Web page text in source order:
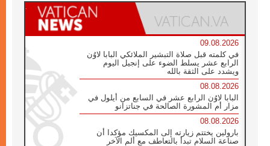
09.08.2026
في كلمته قبل صلاة التبشير الملائكي البابا لاوُن
الرابع عشر يسلط الضوء على إنجيل اليوم
ويشدد على الثقة بالله
08.08.2026
البابا لاوُن الرابع عشر في السابع من أيلول في
مزار أم المشورة الصالحة في جناتزانو
08.08.2026
بارولين يختتم زيارته إلى المكسيك مؤكدا أن
صناعة السلام تبدأ بالتعاطف مع ألم الآخر